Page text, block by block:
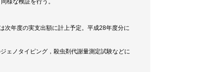
様な検証を行う。
次年度の実支出額に計上予定。平成28年度分に
ェノタイピング，殺虫剤代謝量測定試験などに